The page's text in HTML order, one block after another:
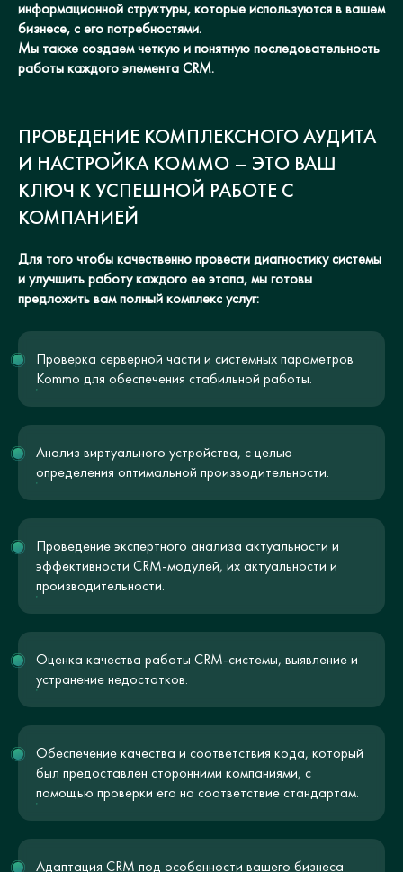
информационной структуры, которые используются в вашем
бизнесе, с его потребностями.
Мы также создаем четкую и понятную последовательность
работы каждого элемента CRM.
ПРОВЕДЕНИЕ КОМПЛЕКСНОГО АУДИТА
И НАСТРОЙКА KOMMO – ЭТО ВАШ
КЛЮЧ К УСПЕШНОЙ РАБОТЕ С
КОМПАНИЕЙ
Для того чтобы качественно провести диагностику системы
и улучшить работу каждого ее этапа, мы готовы
предложить вам полный комплекс услуг:
Проверка серверной части и системных параметров
Kommo для обеспечения стабильной работы.
Анализ виртуального устройства, с целью
определения оптимальной производительности.
Проведение экспертного анализа актуальности и
эффективности CRM-модулей, их актуальности и
производительности.
Оценка качества работы CRM-системы, выявление и
устранение недостатков.
Обеспечение качества и соответствия кода, который
был предоставлен сторонними компаниями, с
помощью проверки его на соответствие стандартам.
Адаптация CRM под особенности вашего бизнеса